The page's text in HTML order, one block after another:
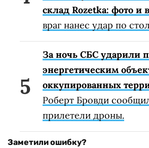
склад Rozetka: фото и
враг нанес удар по
За ночь СБС ударили
энергетическим
оккупированных
Роберт Бровди
прилетели дроны.
Заметили ошибку?